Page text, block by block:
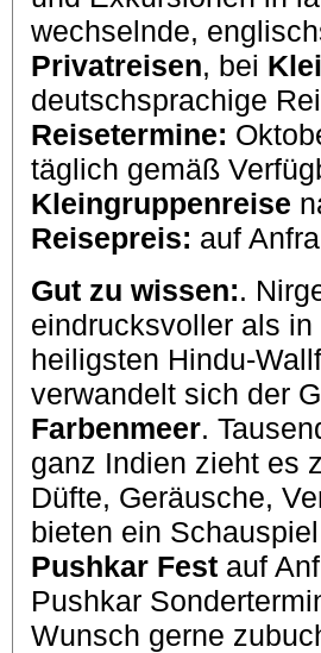
wechselnde,
Privatreisen, bei
deutschsprachige
Reisetermine:
täglich gemäß
Kleingruppenreise
Reisepreis: auf
Gut zu wissen:.
eindrucksvoller als
heiligsten Hindu-
verwandelt sich der
Farbenmeer.
ganz Indien zieht es
Düfte, Geräusche,
bieten ein
Pushkar Fest auf
Pushkar
Wunsch gerne